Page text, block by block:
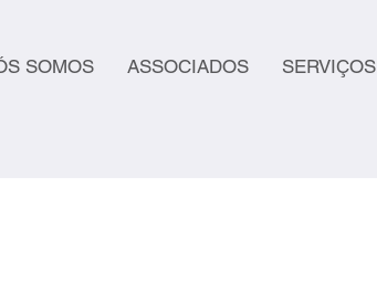
SOMOS ASSOCIADOS SERVIÇOS